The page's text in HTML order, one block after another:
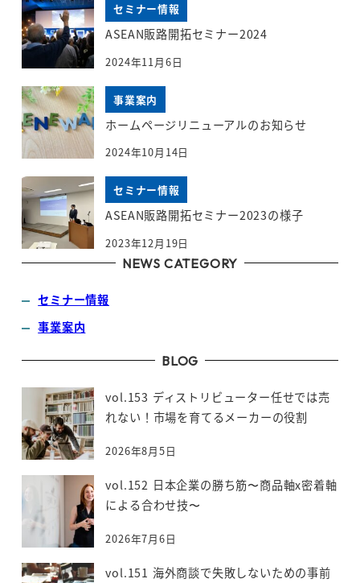
セミナー情報
ASEAN販路開拓セミナー2024
2024年11月6日
事業案内
ホームページリニューアルのお知らせ
2024年10月14日
セミナー情報
ASEAN販路開拓セミナー2023の様子
2023年12月19日
NEWS CATEGORY
セミナー情報
事業案内
BLOG
vol.153 ディストリビューター任せでは売
れない！市場を育てるメーカーの役割
2026年8月5日
vol.152 日本企業の勝ち筋〜商品軸x密着軸
による合わせ技〜
2026年7月6日
vol.151 海外商談で失敗しないための事前